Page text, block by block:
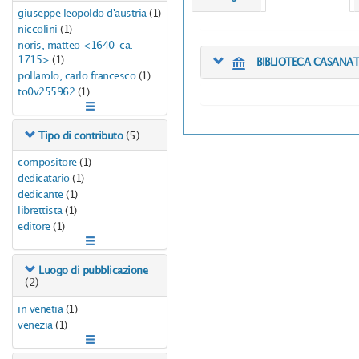
giuseppe leopoldo d'austria (1)
niccolini (1)
noris, matteo <1640-ca.
1715> (1)
pollarolo, carlo francesco (1)
to0v255962 (1)
Tipo di contributo (5)
compositore (1)
dedicatario (1)
dedicante (1)
librettista (1)
editore (1)
Luogo di pubblicazione
(2)
in venetia (1)
venezia (1)
BIBLIOTECA